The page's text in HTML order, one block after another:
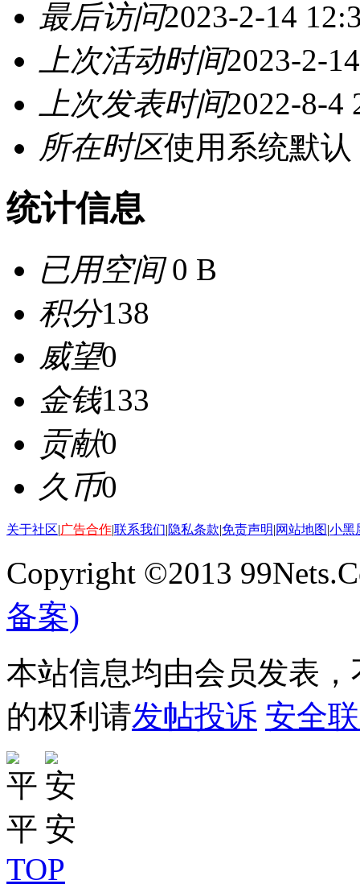
最后访问2023-2-14
上次活动时间2023-2-
上次发表时间2022-8-4
所在时区使用系统默认
统计信息
已用空间0 B
积分138
威望0
金钱133
贡献0
久币0
关于社区|广告合作|联系我们|隐私条款|免责声明|网站地图|小黑
Copyright ©2013
备案)
本站信息均由会员发表
的权利请发帖投诉 安全
TOP